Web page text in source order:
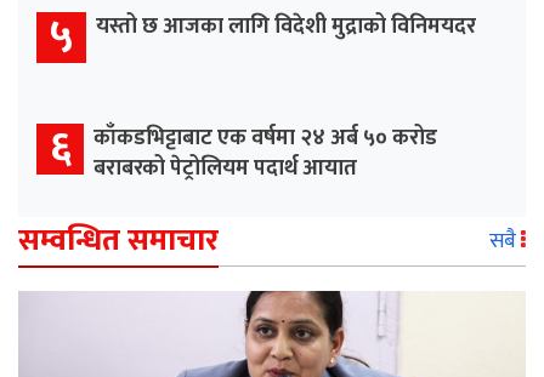
५ यस्तो छ आजका लागि विदेशी मुद्राको विनिमयदर
६ काँकडभिट्टाबाट एक वर्षमा २४ अर्ब ५० करोड
बराबरको पेट्रोलियम पदार्थ आयात
सम्वन्धित समाचार सबै